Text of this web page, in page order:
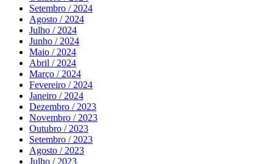
Setembro / 2024
Agosto / 2024
Julho / 2024
Junho / 2024
Maio / 2024
Abril / 2024
Março / 2024
Fevereiro / 2024
Janeiro / 2024
Dezembro / 2023
Novembro / 2023
Outubro / 2023
Setembro / 2023
Agosto / 2023
Julho / 2023